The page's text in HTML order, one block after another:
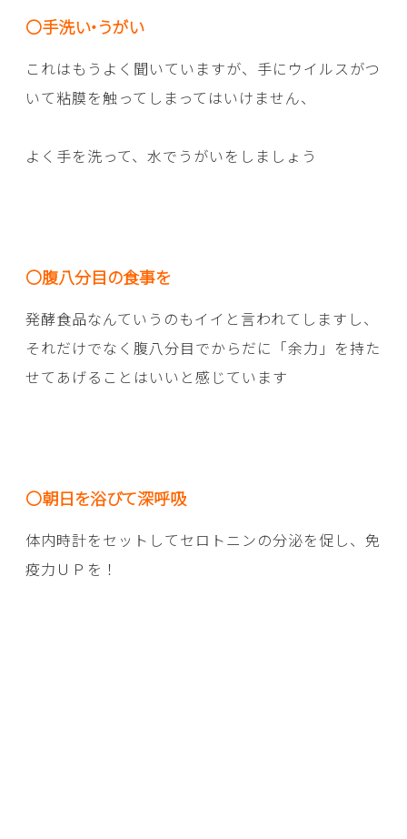
〇手洗い・うがい
これはもうよく聞いていますが、手にウイルスがつ
いて粘膜を触ってしまってはいけません、
よく手を洗って、水でうがいをしましょう
〇腹八分目の食事を
発酵食品なんていうのもイイと言われてしますし、
それだけでなく腹八分目でからだに「余力」を持た
せてあげることはいいと感じています
〇朝日を浴びて深呼吸
体内時計をセットしてセロトニンの分泌を促し、免
疫力ＵＰを！